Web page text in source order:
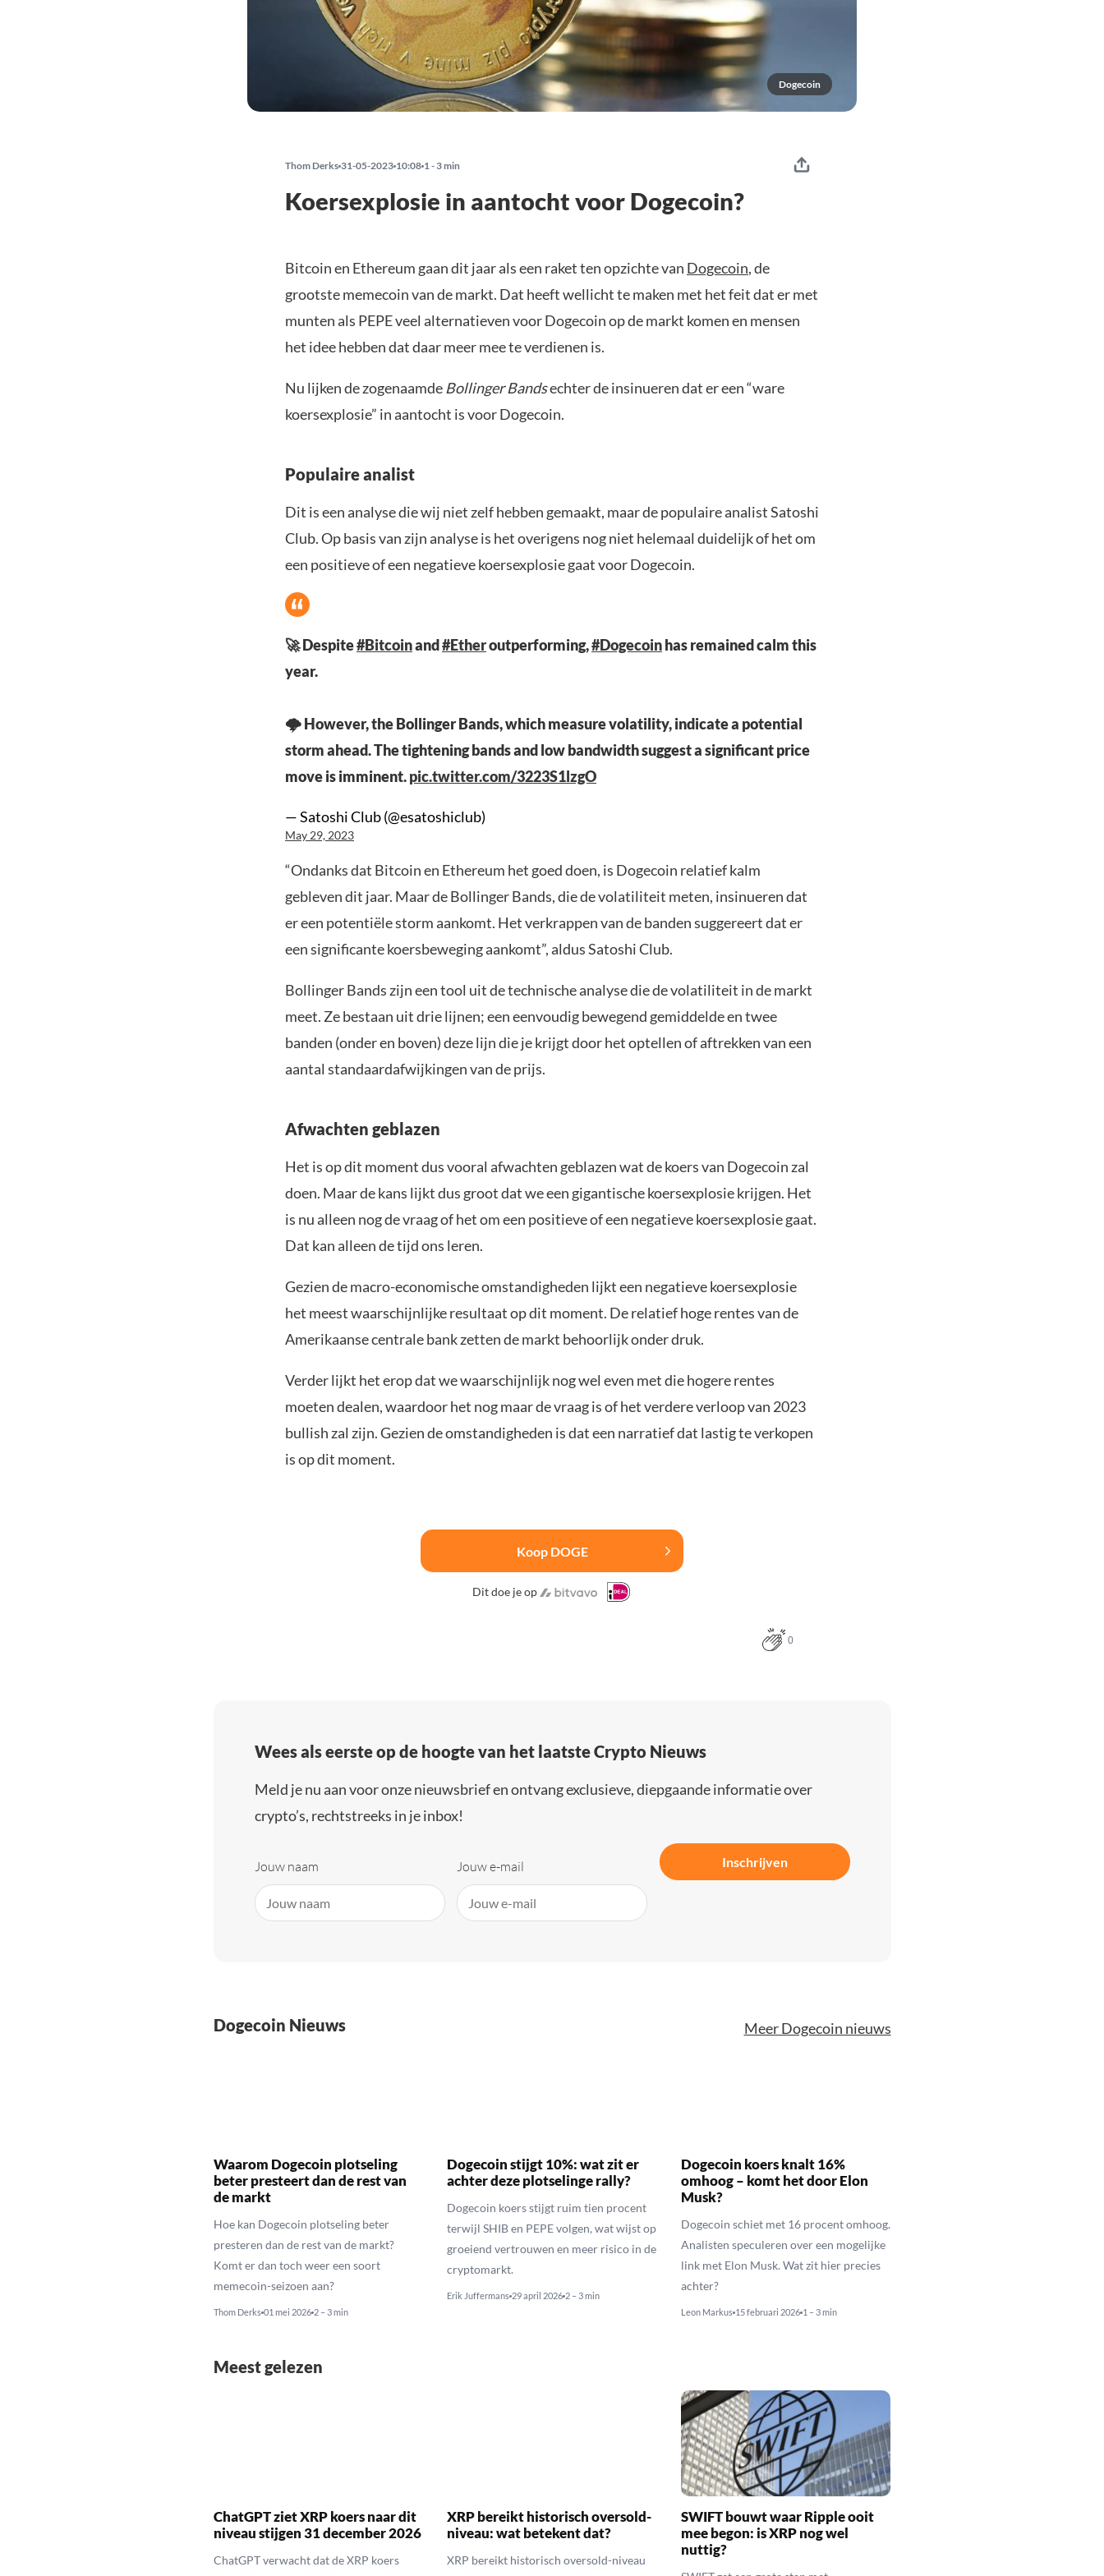
Dogecoin
Thom Derks 31-05-2023 10:08 1 - 3 min
Koersexplosie in aantocht voor Dogecoin?
Bitcoin en Ethereum gaan dit jaar als een raket ten opzichte van Dogecoin, de
grootste memecoin van de markt. Dat heeft wellicht te maken met het feit dat er met
munten als PEPE veel alternatieven voor Dogecoin op de markt komen en mensen
het idee hebben dat daar meer mee te verdienen is.
Nu lijken de zogenaamde Bollinger Bandsechter de insinueren dat er een “ware
koersexplosie” in aantocht is voor Dogecoin.
Populaire analist
Dit is een analyse die wij niet zelf hebben gemaakt, maar de populaire analist Satoshi
Club. Op basis van zijn analyse is het overigens nog niet helemaal duidelijk of het om
een positieve of een negatieve koersexplosie gaat voor Dogecoin.
🚀 Despite#Bitcoinand#Etheroutperforming,#Dogecoinhas remained calm this
year.
🌩️ However, the Bollinger Bands, which measure volatility, indicate a potential
storm ahead. The tightening bands and low bandwidth suggest a significant price
move is imminent.pic.twitter.com/3223S1lzgO
— Satoshi Club (@esatoshiclub)
May 29, 2023
“Ondanks dat Bitcoin en Ethereum het goed doen, is Dogecoin relatief kalm
gebleven dit jaar. Maar de Bollinger Bands, die de volatiliteit meten, insinueren dat
er een potentiële storm aankomt. Het verkrappen van de banden suggereert dat er
een significante koersbeweging aankomt”, aldus Satoshi Club.
Bollinger Bands zijn een tool uit de technische analyse die de volatiliteit in de markt
meet. Ze bestaan uit drie lijnen; een eenvoudig bewegend gemiddelde en twee
banden (onder en boven) deze lijn die je krijgt door het optellen of aftrekken van een
aantal standaardafwijkingen van de prijs.
Afwachten geblazen
Het is op dit moment dus vooral afwachten geblazen wat de koers van Dogecoin zal
doen. Maar de kans lijkt dus groot dat we een gigantische koersexplosie krijgen. Het
is nu alleen nog de vraag of het om een positieve of een negatieve koersexplosie gaat.
Dat kan alleen de tijd ons leren.
Gezien de macro-economische omstandigheden lijkt een negatieve koersexplosie
het meest waarschijnlijke resultaat op dit moment. De relatief hoge rentes van de
Amerikaanse centrale bank zetten de markt behoorlijk onder druk.
Verder lijkt het erop dat we waarschijnlijk nog wel even met die hogere rentes
moeten dealen, waardoor het nog maar de vraag is of het verdere verloop van 2023
bullish zal zijn. Gezien de omstandigheden is dat een narratief dat lastig te verkopen
is op dit moment.
Koop DOGE
Dit doe je op
0
Wees als eerste op de hoogte van het laatste Crypto Nieuws
Meld je nu aan voor onze nieuwsbrief en ontvang exclusieve, diepgaande informatie over
crypto’s, rechtstreeks in je inbox!
Jouw naam Jouw e-mail Inschrijven
Dogecoin Nieuws Meer Dogecoin nieuws
Waarom Dogecoin plotseling
beter presteert dan de rest van
de markt
Hoe kan Dogecoin plotseling beter
presteren dan de rest van de markt?
Komt er dan toch weer een soort
memecoin-seizoen aan?
Thom Derks 01 mei 2026 2 – 3 min
Dogecoin stijgt 10%: wat zit er
achter deze plotselinge rally?
Dogecoin koers stijgt ruim tien procent
terwijl SHIB en PEPE volgen, wat wijst op
groeiend vertrouwen en meer risico in de
cryptomarkt.
Erik Juffermans 29 april 2026 2 – 3 min
Dogecoin koers knalt 16%
omhoog – komt het door Elon
Musk?
Dogecoin schiet met 16 procent omhoog.
Analisten speculeren over een mogelijke
link met Elon Musk. Wat zit hier precies
achter?
Leon Markus 15 februari 2026 1 – 3 min
Meest gelezen
ChatGPT ziet XRP koers naar dit
niveau stijgen 31 december 2026
ChatGPT verwacht dat de XRP koers
XRP bereikt historisch oversold-
niveau: wat betekent dat?
XRP bereikt historisch oversold-niveau
SWIFT bouwt waar Ripple ooit
mee begon: is XRP nog wel
nuttig?